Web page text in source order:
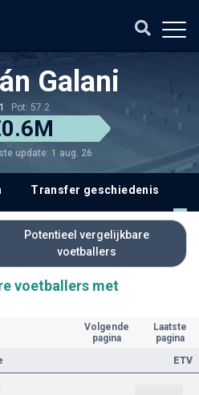
Galani
Pot: 57.2
update: 1 aug. 26
Transfer geschiedenis
Potentieel vergelijkbare
voetballers
voetballers met
Volgende
pagina
Laatste
pagina
ETV